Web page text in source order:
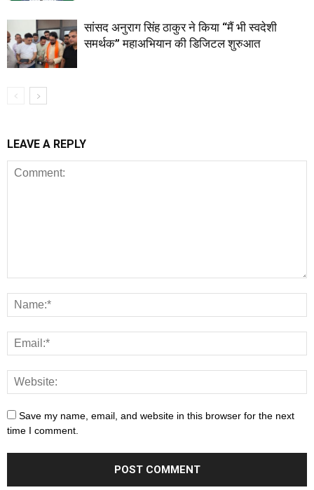
सांसद अनुराग सिंह ठाकुर ने किया “मैं भी स्वदेशी
समर्थक” महाअभियान की डिजिटल शुरुआत
LEAVE A REPLY
Save my name, email, and website in this browser for the next
time I comment.